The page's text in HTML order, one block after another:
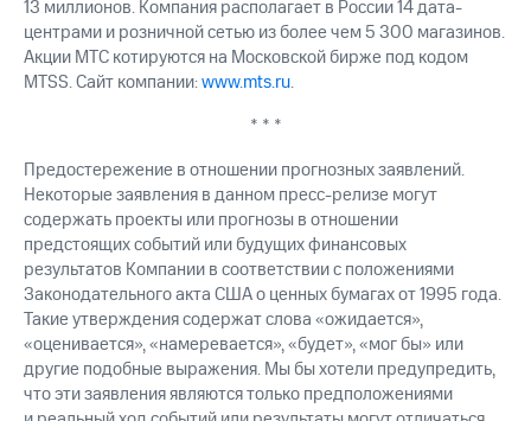
13 миллионов. Компания располагает в России 14 дата-
центрами и розничной сетью из более чем 5 300 магазинов.
Акции МТС котируются на Московской бирже под кодом
MTSS. Сайт компании:www.mts.ru.
* * *
Предостережение в отношении прогнозных заявлений.
Некоторые заявления в данном пресс-релизе могут
содержать проекты или прогнозы в отношении
предстоящих событий или будущих финансовых
результатов Компании в соответствии с положениями
Законодательного акта США о ценных бумагах от 1995 года.
Такие утверждения содержат слова «ожидается»,
«оценивается», «намеревается», «будет», «мог бы» или
другие подобные выражения. Мы бы хотели предупредить,
что эти заявления являются только предположениями